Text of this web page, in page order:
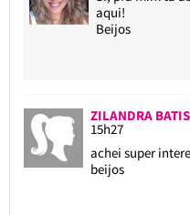
aqui!
Beijos
ZILANDRA
15h27
achei super
beijos